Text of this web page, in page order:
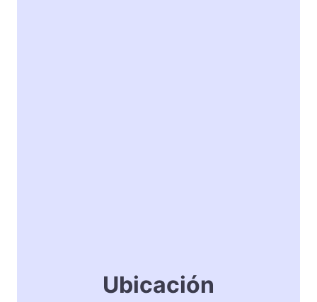
Ubicación